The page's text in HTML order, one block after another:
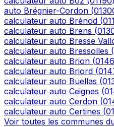
auto Brégnier-Cordon (
calculateur auto Brénod (
calculateur auto Brens (
calculateur auto Bresse
calculateur auto Bressolles (
calculateur auto Brion (
calculateur auto Briord (
calculateur auto Buellas (
calculateur auto Ceignes (
calculateur auto Cerdon (
calculateur auto Certines (
Voir toutes les communes